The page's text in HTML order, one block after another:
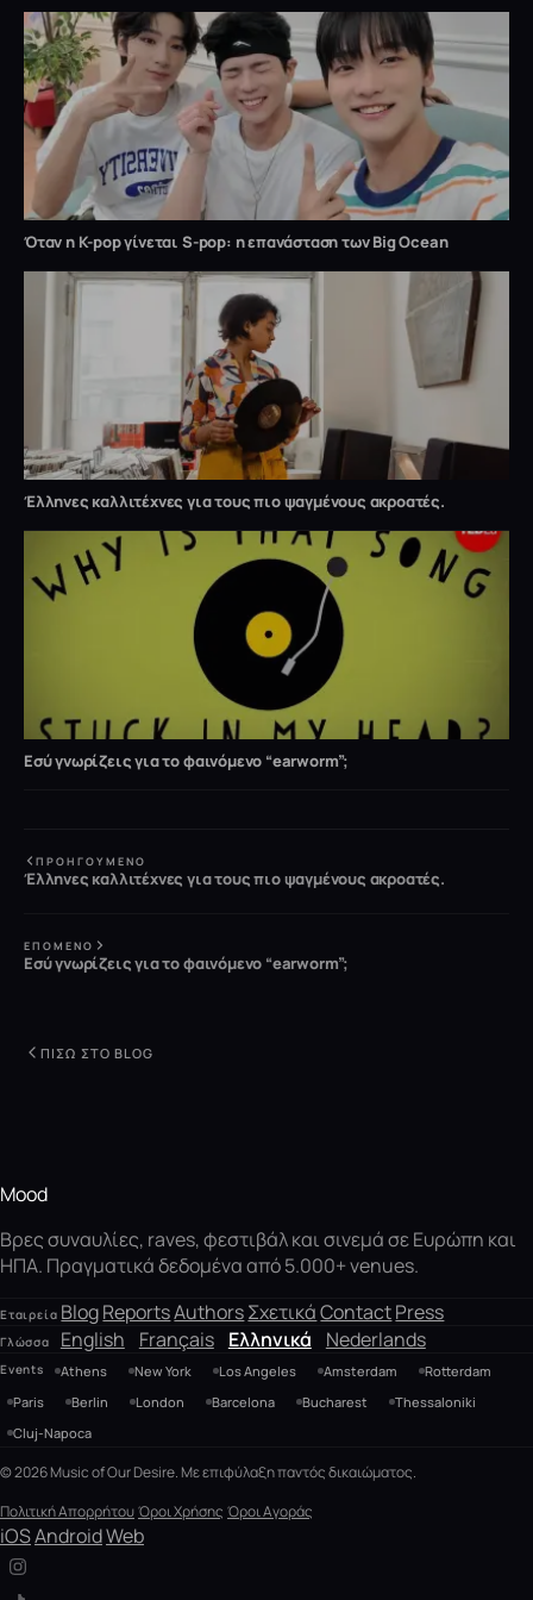
Όταν η K-pop γίνεται S-pop: η επανάσταση των Big Ocean
Έλληνες καλλιτέχνες για τους πιο ψαγμένους ακροατές.
Εσύ γνωρίζεις για το φαινόμενο “earworm”;
ΠΡΟΗΓΟΎΜΕΝΟ
Έλληνες καλλιτέχνες για τους πιο ψαγμένους ακροατές.
ΕΠΌΜΕΝΟ
Εσύ γνωρίζεις για το φαινόμενο “earworm”;
ΠΊΣΩ ΣΤΟ BLOG
Mood
Βρες συναυλίες, raves, φεστιβάλ και σινεμά σε Ευρώπη και
ΗΠΑ. Πραγματικά δεδομένα από 5.000+ venues.
Εταιρεία BlogReportsAuthorsΣχετικά ContactPress
Γλώσσα English Français Ελληνικά Nederlands
Events Athens New York Los Angeles Amsterdam
Rotterdam
Paris
Berlin London Barcelona Bucharest
Thessaloniki
Cluj-Napoca
© 2026 Music of Our Desire. Με επιφύλαξη παντός δικαιώματος.
Πολιτική ΑπορρήτουΌροι Χρήσης Όροι Αγοράς
iOSAndroidWeb